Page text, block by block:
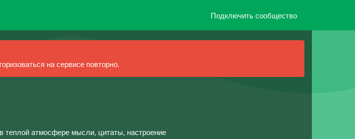
Подключить сообщество
на сервисе повторно.
теплой атмосфере мысли, цитаты, настроение